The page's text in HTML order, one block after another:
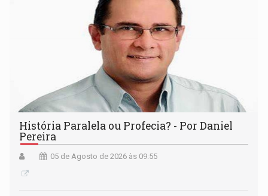
História Paralela ou Profecia? - Por Daniel
Pereira
05 de Agosto de 2026 às 09:55